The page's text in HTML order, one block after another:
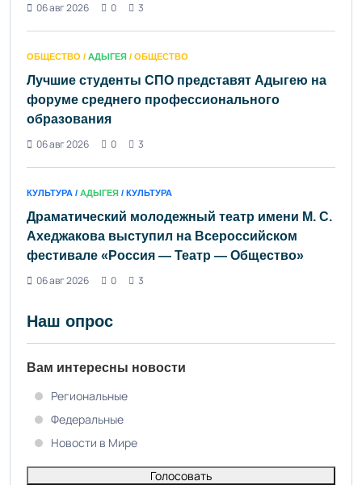
06 авг 2026
0 3
ОБЩЕСТВО / АДЫГЕЯ / ОБЩЕСТВО
Лучшие студенты СПО представят Адыгею на
форуме среднего профессионального
образования
06 авг 2026
0 3
КУЛЬТУРА / АДЫГЕЯ / КУЛЬТУРА
Драматический молодежный театр имени М. С.
Ахеджакова выступил на Всероссийском
фестивале «Россия — Театр — Общество»
06 авг 2026
0 3
Наш опрос
Вам интересны новости
Региональные
Федеральные
Новости в Мире
Голосовать